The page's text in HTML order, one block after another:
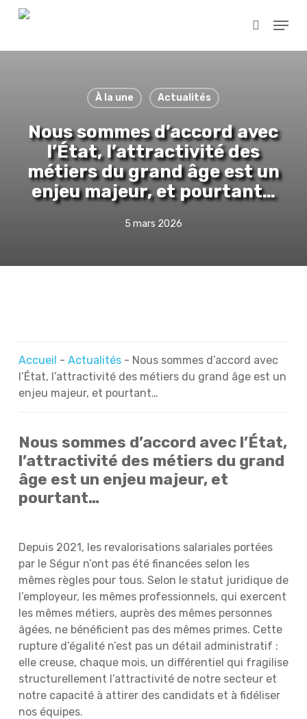
Skip
search
Menu
À la une Actualités
Nous sommes d’accord avec
l’État, l’attractivité des
métiers du grand âge est un
enjeu majeur, et pourtant…
5 mars 2026
Accueil - Actualités- Nous sommes d’accord avec
l’État, l’attractivité des métiers du grand âge est un
enjeu majeur, et pourtant…
Nous sommes d’accord avec l’État,
l’attractivité des métiers du grand
âge est un enjeu majeur, et
pourtant…
Depuis 2021, les revalorisations salariales portées
par le Ségur n’ont pas été financées selon les
mêmes règles pour tous. Selon le statut juridique de
l’employeur, les mêmes professionnels, qui exercent
les mêmes métiers, auprès des mêmes personnes
âgées, ne bénéficient pas des mêmes primes. Cette
rupture d’égalité n’est pas un détail administratif :
elle creuse, chaque mois, un différentiel qui fragilise
structurellement l’attractivité de notre secteur et
notre capacité à attirer des candidats et à fidéliser
nos équipes.